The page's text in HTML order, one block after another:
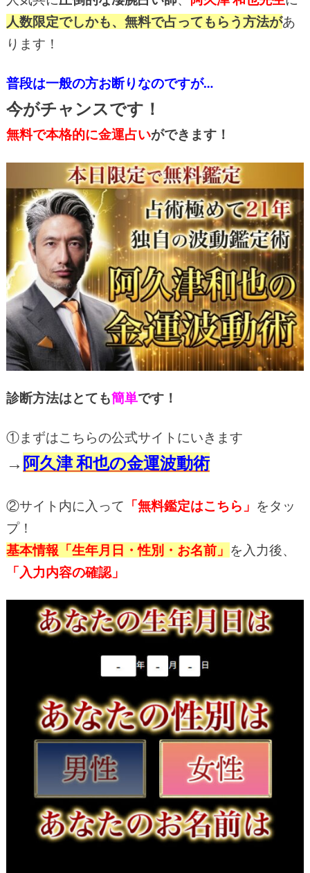
人数限定でしかも、無料で占ってもらう方法があ
ります！
普段は一般の方お断りなのですが…
今がチャンスです！
無料で本格的に金運占いができます！
診断方法はとても簡単です！
①まずはこちらの公式サイトにいきます
→ 阿久津 和也の金運波動術
②サイト内に入って 「無料鑑定はこちら」 をタッ
プ！
基本情報「生年月日・性別・お名前」 を入力後、
「入力内容の確認」